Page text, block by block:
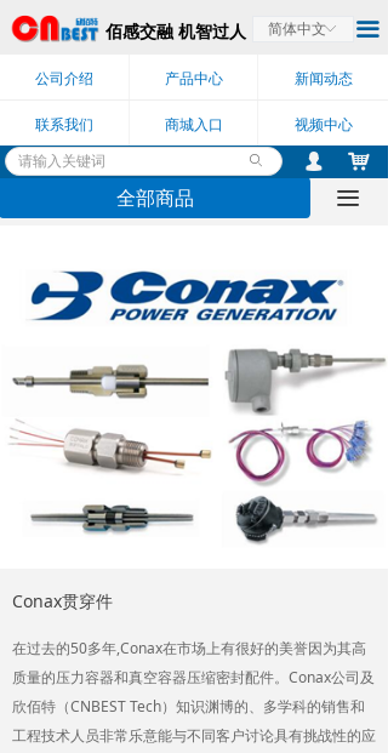
佰感交融 机智过人 ꀅ
简体中文
ꄙ
끀
넙 낙
公司介绍 产品中心 新闻动态
联系我们 商城入口 视频中心
全部商品
Conax贯穿件
在过去的50多年,Conax在市场上有很好的美誉因为其高
质量的压力容器和真空容器压缩密封配件。Conax公司及
欣佰特（CNBEST Tech）知识渊博的、多学科的销售和
工程技术人员非常乐意能与不同客户讨论具有挑战性的应
끀